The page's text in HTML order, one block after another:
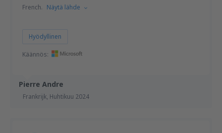
Pierre Andre
Frankrijk, Huhtikuu 2024
French. Näytä lähde
Hyödyllinen
Käännös: